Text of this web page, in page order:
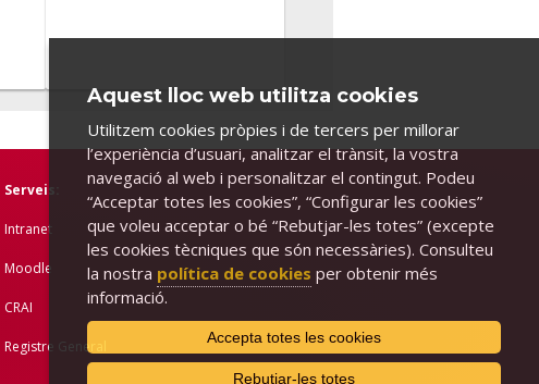
Serveis:
Intranet
Moodle
CRAI
Registre General
Aquest lloc web utilitza cookies
Utilitzem cookies pròpies i de tercers per millorar
l’experiència d’usuari, analitzar el trànsit, la vostra
navegació al web i personalitzar el contingut. Podeu
“Acceptar totes les cookies”, “Configurar les cookies”
que voleu acceptar o bé “Rebutjar-les totes” (excepte
les cookies tècniques que són necessàries). Consulteu
la nostra política de cookies per obtenir més
informació.
Accepta totes les cookies
Rebutjar-les totes